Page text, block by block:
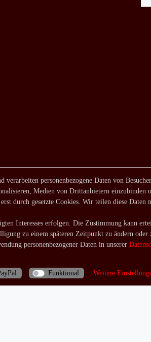
personenbezogene Daten von
Medien von Drittanbietern einzubinden
durch gesetzte Cookies. Wir teilen diese Daten
Interesses erfolgen. Die Zustimmung kann
zu einem späteren Zeitpunkt zu ändern oder
personenbezogener Daten in unserer
Funktional Weitere